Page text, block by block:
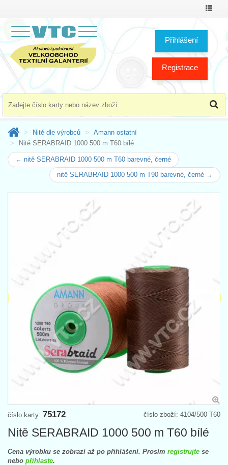
Přihlášení
Registrace
Nitě dle výrobců
Amann ostatní
Nitě SERABRAID 1000 500 m T60 bílé
← nitě SERABRAID 1000 500 m T60 barevné, černé
nitě SERABRAID 1000 500 m T90 barevné, černé →
číslo zboží: 4104/500 T60
číslo karty: 75172
Nitě SERABRAID 1000 500 m T60 bílé
Cena výrobku se zobrazí až po přihlášení. Prosím registrujte se
nebo přihlaste.